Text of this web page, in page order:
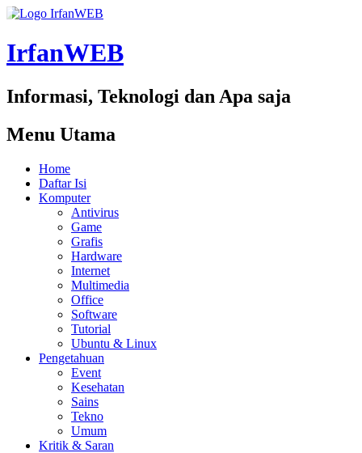
IrfanWEB
Informasi, Teknologi dan Apa saja
Menu Utama
Home
Daftar Isi
Komputer
Antivirus
Game
Grafis
Hardware
Internet
Multimedia
Office
Software
Tutorial
Ubuntu & Linux
Pengetahuan
Event
Kesehatan
Sains
Tekno
Umum
Kritik & Saran